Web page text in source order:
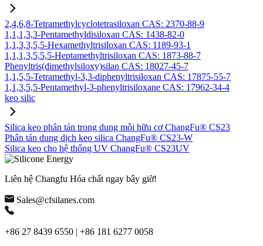
2,4,6,8-Tetramethylcyclotetrasiloxan CAS: 2370-88-9
1,1,1,3,3-Pentamethyldisiloxan CAS: 1438-82-0
1,1,3,3,5,5-Hexamethyltrisiloxan CAS: 1189-93-1
1,1,1,3,5,5,5-Heptamethyltrisiloxan CAS: 1873-88-7
Phenyltris(dimethylsiloxy)silan CAS: 18027-45-7
1,1,5,5-Tetramethyl-3,3-diphenyltrisiloxan CAS: 17875-55-7
1,1,3,5,5-Pentamethyl-3-phenyltrisiloxane CAS: 17962-34-4
keo silic
Silica keo phân tán trong dung môi hữu cơ ChangFu® CS23
Phân tán dung dịch keo silica ChangFu® CS23-W
Silica keo cho hệ thống UV ChangFu® CS23UV
Liên hệ Changfu Hóa chất ngay bây giờ!
Sales@cfsilanes.com
+86 27 8439 6550 | +86 181 6277 0058